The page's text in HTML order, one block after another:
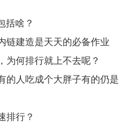
括啥？
链建造是天天的必备作业
为何排行就上不去呢？
的人吃成个大胖子有的仍是
排行？